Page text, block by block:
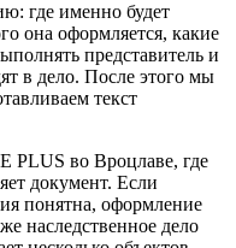
где именно будет
она оформляется, какие
представитель и
в дело. После этого мы
текст
PLUS во Вроцлаве, где
документ. Если
понятна, оформление
наследственное дело